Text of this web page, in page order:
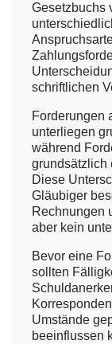
Gesetzbuchs
schriftlichen
Forderungen
unterliegen
während
grundsätzlich
Diese
Gläubiger
Rechnungen
aber kein
Bevor eine
sollten
Umstände
beeinflussen